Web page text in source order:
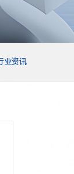
业资讯